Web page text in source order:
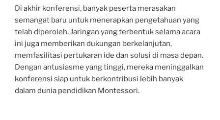
Di akhir konferensi, banyak peserta merasakan
semangat baru untuk menerapkan pengetahuan yang
telah diperoleh. Jaringan yang terbentuk selama acara
ini juga memberikan dukungan berkelanjutan,
memfasilitasi pertukaran ide dan solusi di masa depan.
Dengan antusiasme yang tinggi, mereka meninggalkan
konferensi siap untuk berkontribusi lebih banyak
dalam dunia pendidikan Montessori.